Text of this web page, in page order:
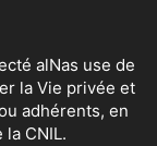
alNas use de
la Vie privée et
adhérents, en
la CNIL.